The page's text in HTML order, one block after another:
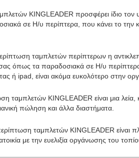
KINGLEADER προσφέρει ίδιο τον
σε Η/υ περίπτερα, που κάνει το την
ταμπλετών περίπτερων η
όπως τα παραδοσιακά σε Η/υ
ή ipad, είναι ακόμα ευκολότερο στην
ταμπλετών KINGLEADER είναι μια
πώληση και άλλα διαστήματα.
ταμπλετών KINGLEADER είναι
με την ευελιξία οργάνωσης του